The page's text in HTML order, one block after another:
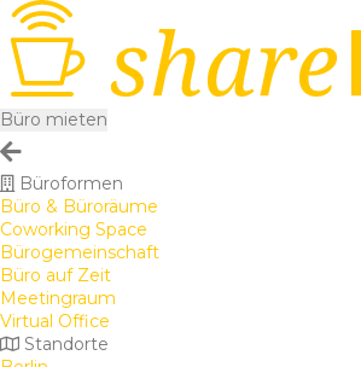
Büro mieten
Büroformen
Büro & Büroräume
Coworking Space
Bürogemeinschaft
Büro auf Zeit
Meetingraum
Virtual Office
Standorte